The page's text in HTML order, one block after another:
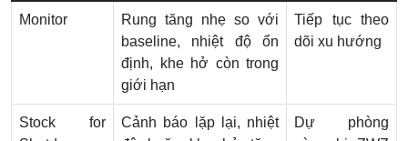
Monitor
Rung tăng nhẹ so với
baseline, nhiệt độ ổn
định, khe hở còn trong
giới hạn
Tiếp tục theo
dõi xu hướng
Stock for
Cảnh báo lặp lại, nhiệt
Dự phòng